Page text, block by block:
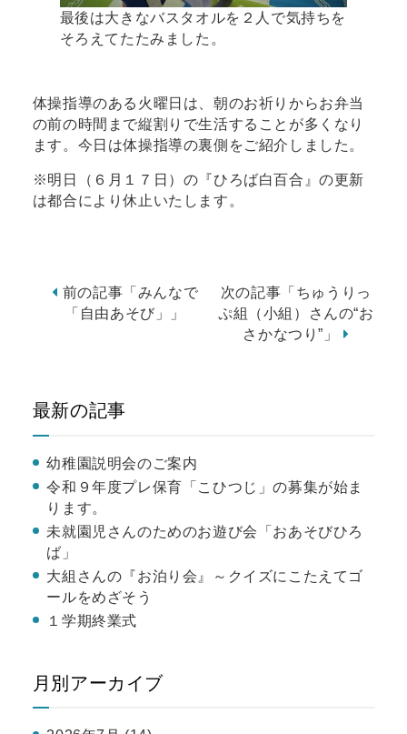
最後は大きなバスタオルを２人で気持ちを
そろえてたたみました。
体操指導のある火曜日は、朝のお祈りからお弁当
の前の時間まで縦割りで生活することが多くなり
ます。今日は体操指導の裏側をご紹介しました。
※明日（６月１７日）の『ひろば白百合』の更新
は都合により休止いたします。
前の記事「みんなで
「自由あそび」」
次の記事「ちゅうりっ
ぷ組（小組）さんの“お
さかなつり”」
最新の記事
幼稚園説明会のご案内
令和９年度プレ保育「こひつじ」の募集が始ま
ります。
未就園児さんのためのお遊び会「おあそびひろ
ば」
大組さんの『お泊り会』～クイズにこたえてゴ
ールをめざそう
１学期終業式
月別アーカイブ